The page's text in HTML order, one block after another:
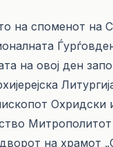
на споменот на
на овој ден
Охридски
на храмот